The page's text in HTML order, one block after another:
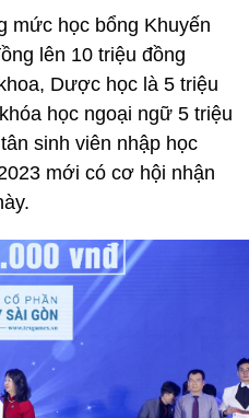
mức học bổng Khuyến
lên 10 triệu đồng
Dược học là 5 triệu
học ngoại ngữ 5 triệu
sinh viên nhập học
mới có cơ hội nhận